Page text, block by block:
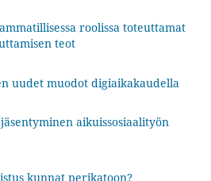
roolissa toteuttamat
teot
uudet muodot digiaikakaudella
aikuissosiaalityön
kunnat perikatoon?